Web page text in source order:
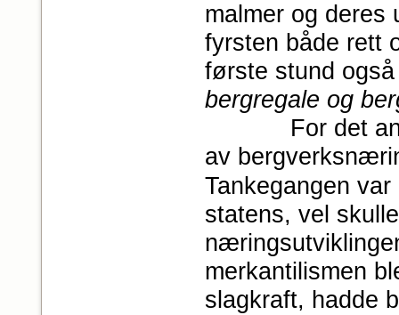
malmer og
fyrsten både rett
første stund
bergregale og
For det andre
av
Tankegangen
statens, vel
merkantilismen
slagkraft, hadde